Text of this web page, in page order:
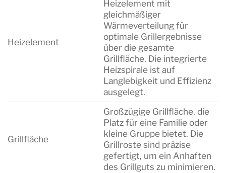
Heizelement
Heizelement mit
gleichmäßiger
Wärmeverteilung für
optimale Grillergebnisse
über die gesamte
Grillfläche. Die integrierte
Heizspirale ist auf
Langlebigkeit und Effizienz
ausgelegt.
Grillfläche
Großzügige Grillfläche, die
Platz für eine Familie oder
kleine Gruppe bietet. Die
Grillroste sind präzise
gefertigt, um ein Anhaften
des Grillguts zu minimieren.